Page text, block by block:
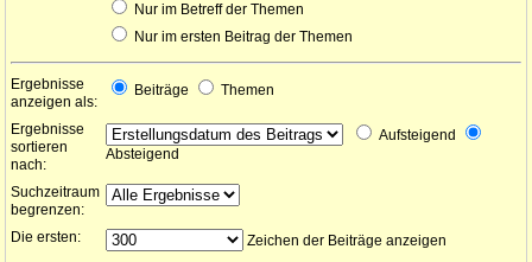
Nur im Betreff der Themen
Nur im ersten Beitrag der Themen
Ergebnisse
anzeigen als:
Beiträge Themen
Ergebnisse
sortieren
nach:
Aufsteigend
Absteigend
Suchzeitraum
begrenzen:
Die ersten:
Zeichen der Beiträge anzeigen